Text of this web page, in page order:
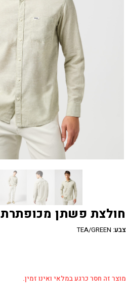
חולצת פשתן מכופתרת
צבע:
TEA/GREEN
מוצר זה חסר כרגע במלאי ואינו זמין.